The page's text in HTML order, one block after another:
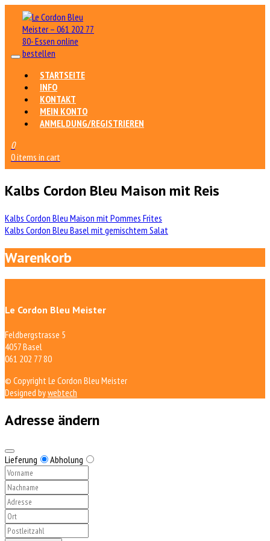
STARTSEITE
INFO
KONTAKT
MEIN KONTO
ANMELDUNG/REGISTRIEREN
0
0 items in cart
Kalbs Cordon Bleu Maison mit Reis
Beitrags-
Navigation
Kalbs Cordon Bleu Maison mit Pommes Frites
Kalbs Cordon Bleu Basel mit gemischtem Salat
Warenkorb
Le Cordon Bleu Meister
Feldbergstrasse 5
4057 Basel
061 202 77 80
© Copyright Le Cordon Bleu Meister
Designed bywebtech
Adresse ändern
Lieferung Abholung